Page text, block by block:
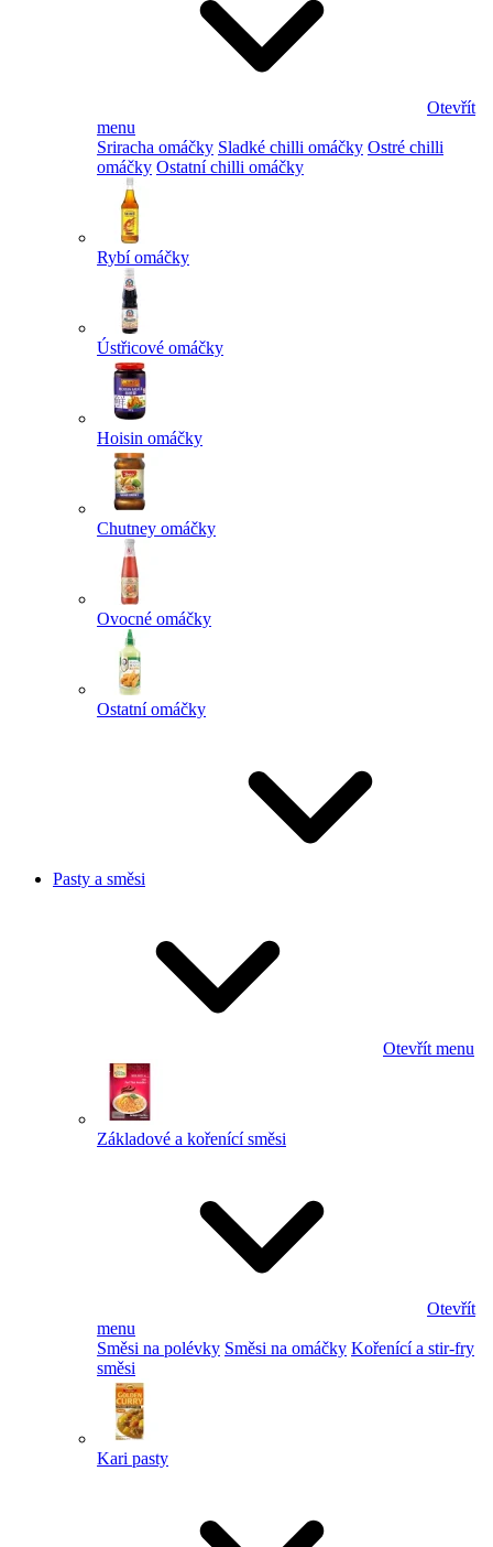
Otevřít
menu
Sriracha omáčky Sladké chilli omáčky Ostré chilli
omáčky Ostatní chilli omáčky
Rybí omáčky
Ústřicové omáčky
Hoisin omáčky
Chutney omáčky
Ovocné omáčky
Ostatní omáčky
Pasty a směsi
Otevřít menu
Základové a kořenící směsi
Otevřít
menu
Směsi na polévky Směsi na omáčky Kořenící a stir-fry
směsi
Kari pasty